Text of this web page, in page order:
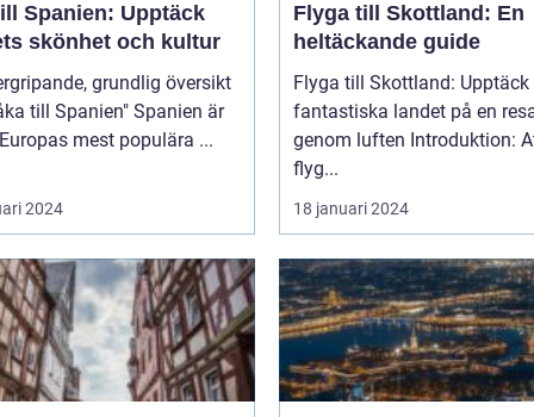
Spanien: Upptäck
skönhet och kultur
grundlig översikt
Spanien" Spanien är
mest populära ...
2024
Flyga till Skottland: En
heltäckande guide
Flyga till Skottland: Upptäck
fantastiska landet på en
genom luften Introduktion: Att
flyg...
18 januari 2024